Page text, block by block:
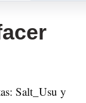
Salt_Usu y